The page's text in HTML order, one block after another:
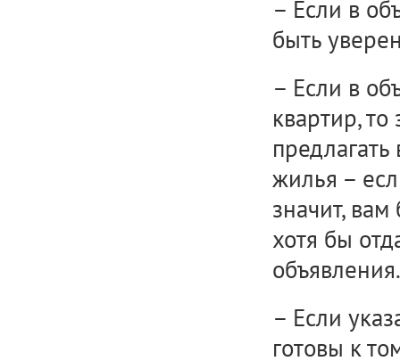
– Если в
быть
– Если в
квартир,
жилья –
значит,
хотя бы
объявления.
– Если
готовы к